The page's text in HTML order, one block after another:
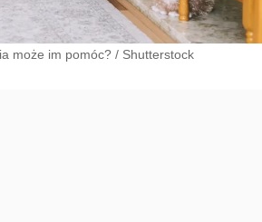
może im pomóc? / Shutterstock